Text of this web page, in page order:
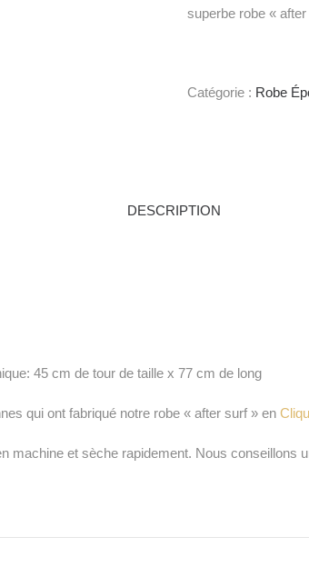
superbe robe «
Catégorie : Robe
DESCRIPTION
45 cm de tour de taille x 77 cm de long
qui ont fabriqué notre robe « after surf » en
machine et sèche rapidement. Nous conseillons